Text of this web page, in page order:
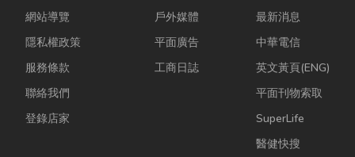
網站導覽
隱私權政策
服務條款
聯絡我們
登錄店家
戶外媒體
平面廣告
工商日誌
最新消息
中華電信
英文黃頁(ENG)
平面刊物索取
SuperLife
醫健快搜